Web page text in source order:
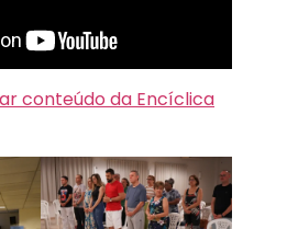
conteúdo da Encíclica